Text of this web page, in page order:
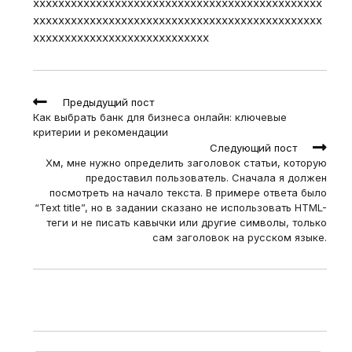
xxxxxxxxxxxxxxxxxxxxxxxxxxxxxxxxxxxxxxxxxxxxxx
xxxxxxxxxxxxxxxxxxxxxxxxxxxx
Read
more
articles
Предыдущий пост
Как выбрать банк для бизнеса онлайн: ключевые
критерии и рекомендации
Следующий пост
Хм, мне нужно определить заголовок статьи, которую
предоставил пользователь. Сначала я должен
посмотреть на начало текста. В примере ответа было
“Text title”, но в задании сказано не использовать HTML-
теги и не писать кавычки или другие символы, только
сам заголовок на русском языке.